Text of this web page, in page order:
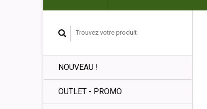
NOUVEAU !
OUTLET - PROMO